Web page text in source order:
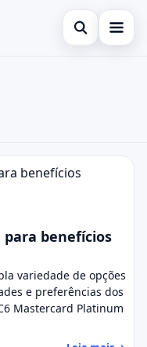
Abrir busca
para fechar.
para benefícios
variedade de opções
e preferências dos
Mastercard Platinum